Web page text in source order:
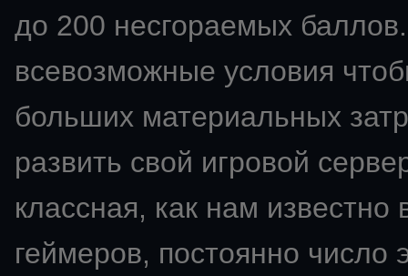
до 200 несгораемых
всевозможные условия
больших материальных
развить свой игровой
классная, как нам
геймеров, постоянно число